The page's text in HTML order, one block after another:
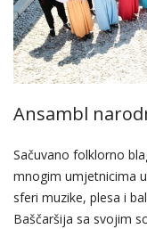
Ansambl
Sačuvano folklorno
mnogim umjetnicima
sferi muzike, plesa i
Baščaršija sa svojim